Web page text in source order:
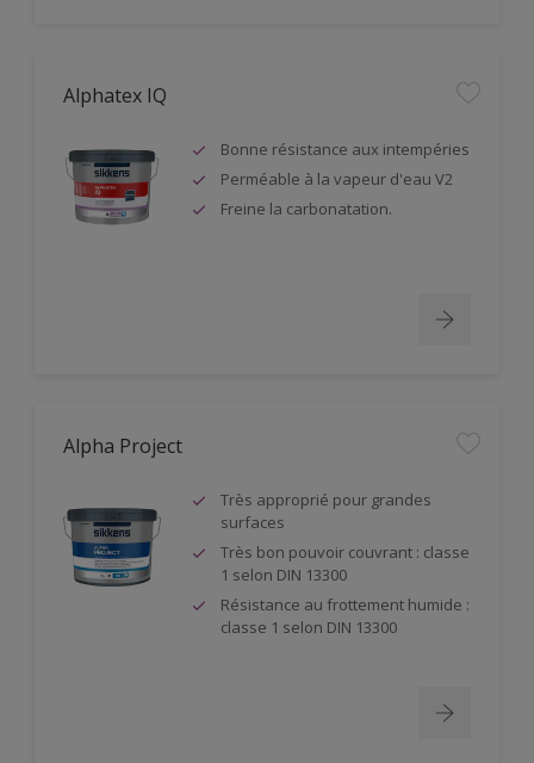
Alphatex IQ
Bonne résistance aux intempéries
Perméable à la vapeur d'eau V2
Freine la carbonatation.
Alpha Project
Très approprié pour grandes
surfaces
Très bon pouvoir couvrant : classe
1 selon DIN 13300
Résistance au frottement humide :
classe 1 selon DIN 13300